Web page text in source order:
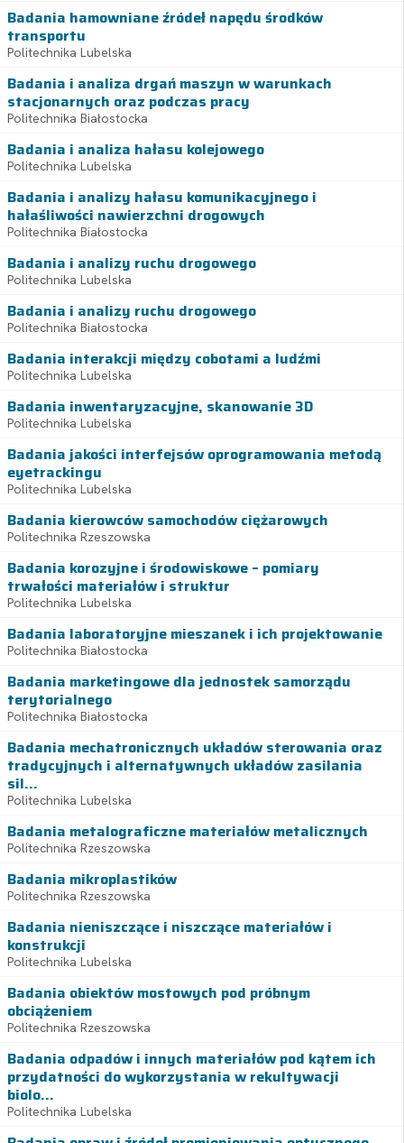
Badania hamowniane źródeł napędu środków
transportu
Politechnika Lubelska
Badania i analiza drgań maszyn w warunkach
stacjonarnych oraz podczas pracy
Politechnika Białostocka
Badania i analiza hałasu kolejowego
Politechnika Lubelska
Badania i analizy hałasu komunikacyjnego i
hałaśliwości nawierzchni drogowych
Politechnika Białostocka
Badania i analizy ruchu drogowego
Politechnika Lubelska
Badania i analizy ruchu drogowego
Politechnika Białostocka
Badania interakcji między cobotami a ludźmi
Politechnika Lubelska
Badania inwentaryzacyjne, skanowanie 3D
Politechnika Lubelska
Badania jakości interfejsów oprogramowania metodą
eyetrackingu
Politechnika Lubelska
Badania kierowców samochodów ciężarowych
Politechnika Rzeszowska
Badania korozyjne i środowiskowe – pomiary
trwałości materiałów i struktur
Politechnika Lubelska
Badania laboratoryjne mieszanek i ich projektowanie
Politechnika Białostocka
Badania marketingowe dla jednostek samorządu
terytorialnego
Politechnika Białostocka
Badania mechatronicznych układów sterowania oraz
tradycyjnych i alternatywnych układów zasilania
sil...
Politechnika Lubelska
Badania metalograficzne materiałów metalicznych
Politechnika Rzeszowska
Badania mikroplastików
Politechnika Rzeszowska
Badania nieniszczące i niszczące materiałów i
konstrukcji
Politechnika Lubelska
Badania obiektów mostowych pod próbnym
obciążeniem
Politechnika Rzeszowska
Badania odpadów i innych materiałów pod kątem ich
przydatności do wykorzystania w rekultywacji
biolo...
Politechnika Lubelska